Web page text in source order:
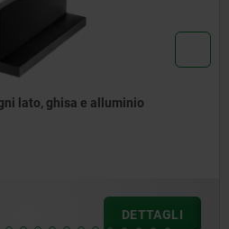
a L non isosceli, lavorati su ogni